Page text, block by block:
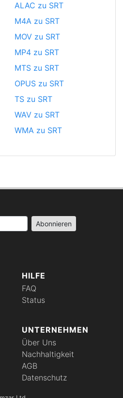
ALAC zu SRT
M4A zu SRT
MOV zu SRT
MP4 zu SRT
MTS zu SRT
OPUS zu SRT
TS zu SRT
WAV zu SRT
WMA zu SRT
HILFE
FAQ
Status
UNTERNEHMEN
Über Uns
Nachhaltigkeit
AGB
Datenschutz
Abonnieren